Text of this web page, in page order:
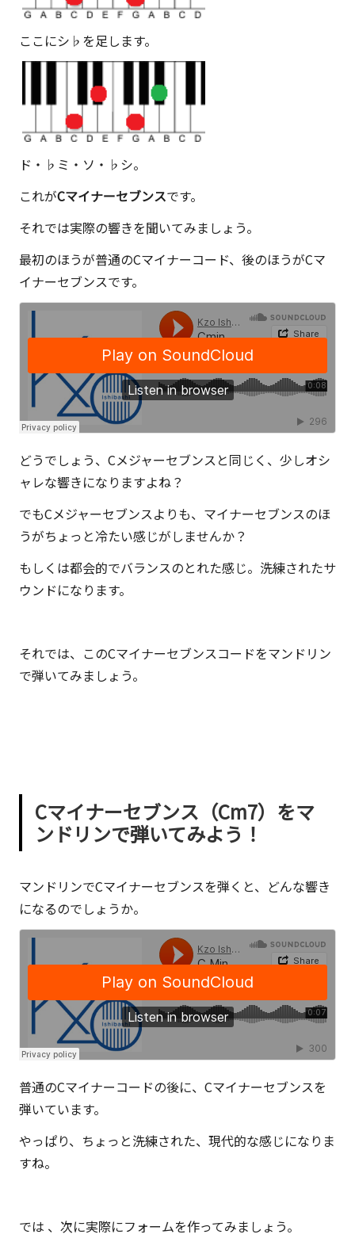
ここにシ♭を足します。
ド・♭ミ・ソ・♭シ。
これがCマイナーセブンスです。
それでは実際の響きを聞いてみましょう。
最初のほうが普通のCマイナーコード、後のほうがCマ
イナーセブンスです。
どうでしょう、Cメジャーセブンスと同じく、少しオシ
ャレな響きになりますよね？
でもCメジャーセブンスよりも、マイナーセブンスのほ
うがちょっと冷たい感じがしませんか？
もしくは都会的でバランスのとれた感じ。洗練されたサ
ウンドになります。
それでは、このCマイナーセブンスコードをマンドリン
で弾いてみましょう。
Cマイナーセブンス（Cm7）をマ
ンドリンで弾いてみよう！
マンドリンでCマイナーセブンスを弾くと、どんな響き
になるのでしょうか。
普通のCマイナーコードの後に、Cマイナーセブンスを
弾いています。
やっぱり、ちょっと洗練された、現代的な感じになりま
すね。
では 、次に実際にフォームを作ってみましょう。